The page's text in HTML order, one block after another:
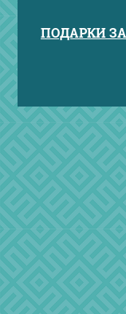
ПОДАРКИ